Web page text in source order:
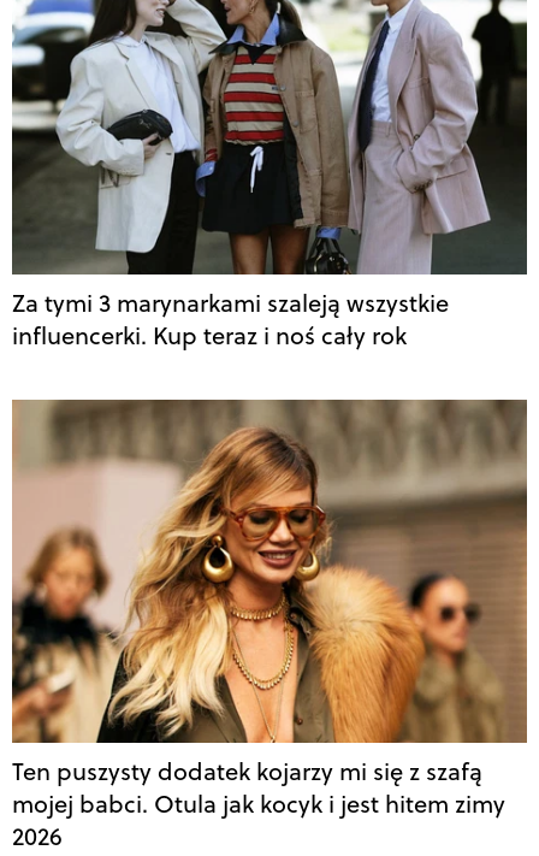
Za tymi 3 marynarkami szaleją wszystkie
influencerki. Kup teraz i noś cały rok
Ten puszysty dodatek kojarzy mi się z szafą
mojej babci. Otula jak kocyk i jest hitem zimy
2026